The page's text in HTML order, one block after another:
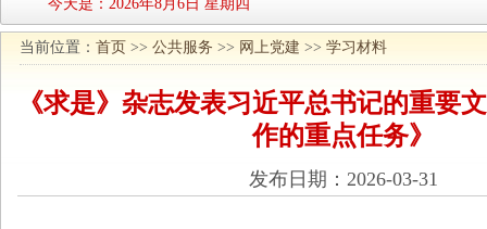
今天是： 2026年8月6日 星期四
当前位置： 首页 >> 公共服务 >> 网上党建 >> 学习材料
《求是》杂志发表习近平总书记的重要
作的重点任务》
发布日期：2026-03-31